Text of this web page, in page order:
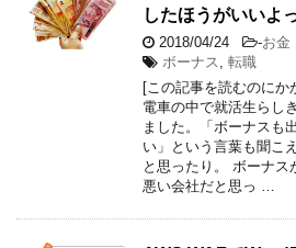
したほうがいいよ
2018/04/24 -お金
ボーナス
転職
[この記事を読むのにか
電車の中で就活生らし
ました。「ボーナスも
い」という言葉も聞こ
と思ったり。 ボーナ
悪い会社だと思っ …